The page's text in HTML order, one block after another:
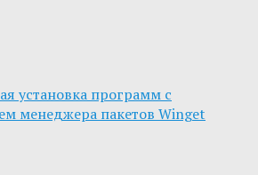
установка программ с
менеджера пакетов Winget